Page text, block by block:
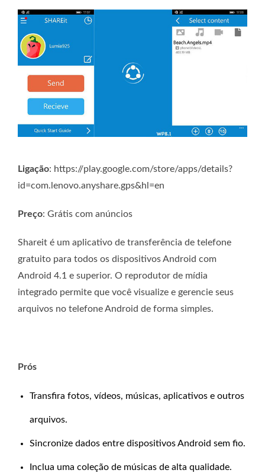
Ligação: https://play.google.com/store/apps/details?
id=com.lenovo.anyshare.gps&hl=en
Preço: Grátis com anúncios
Shareit é um aplicativo de transferência de telefone
gratuito para todos os dispositivos Android com
Android 4.1 e superior. O reprodutor de mídia
integrado permite que você visualize e gerencie seus
arquivos no telefone Android de forma simples.
Prós
Transfira fotos, vídeos, músicas, aplicativos e outros
arquivos.
Sincronize dados entre dispositivos Android sem fio.
Inclua uma coleção de músicas de alta qualidade.